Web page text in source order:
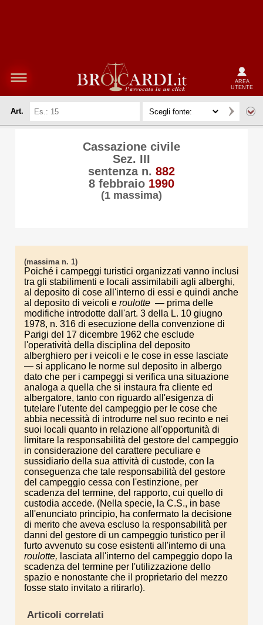
AREA
UTENTE
Art.
Cassazione civile
Sez. III
sentenza n. 882
8 febbraio 1990
(1 massima)
(massima n. 1)
Poiché i campeggi turistici organizzati vanno inclusi
tra gli stabilimenti e locali assimilabili agli alberghi,
al deposito di cose all'interno di essi e quindi anche
al deposito di veicoli e roulotte — prima delle
modifiche introdotte dall'art. 3 della L. 10 giugno
1978, n. 316 di esecuzione della convenzione di
Parigi del 17 dicembre 1962 che esclude
l'operatività della disciplina del deposito
alberghiero per i veicoli e le cose in esse lasciate
— si applicano le norme sul deposito in albergo
dato che per i campeggi si verifica una situazione
analoga a quella che si instaura fra cliente ed
albergatore, tanto con riguardo all'esigenza di
tutelare l'utente del campeggio per le cose che
abbia necessità di introdurre nel suo recinto e nei
suoi locali quanto in relazione all'opportunità di
limitare la responsabilità del gestore del campeggio
in considerazione del carattere peculiare e
sussidiario della sua attività di custode, con la
conseguenza che tale responsabilità del gestore
del campeggio cessa con l'estinzione, per
scadenza del termine, del rapporto, cui quello di
custodia accede. (Nella specie, la C.S., in base
all'enunciato principio, ha confermato la decisione
di merito che aveva escluso la responsabilità per
danni del gestore di un campeggio turistico per il
furto avvenuto su cose esistenti all'interno di una
roulotte, lasciata all'interno del campeggio dopo la
scadenza del termine per l'utilizzazione dello
spazio e nonostante che il proprietario del mezzo
fosse stato invitato a ritirarlo).
Articoli correlati